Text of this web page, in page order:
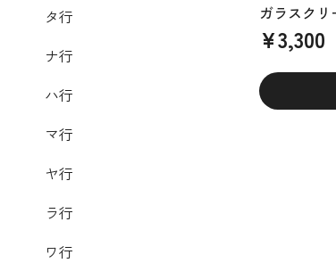
ガラスク
¥3,300
タ行
ナ行
ハ行
マ行
ヤ行
ラ行
ワ行